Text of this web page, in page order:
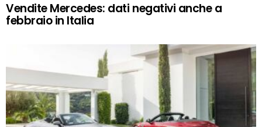
Vendite Mercedes: dati negativi anche a
febbraio in Italia